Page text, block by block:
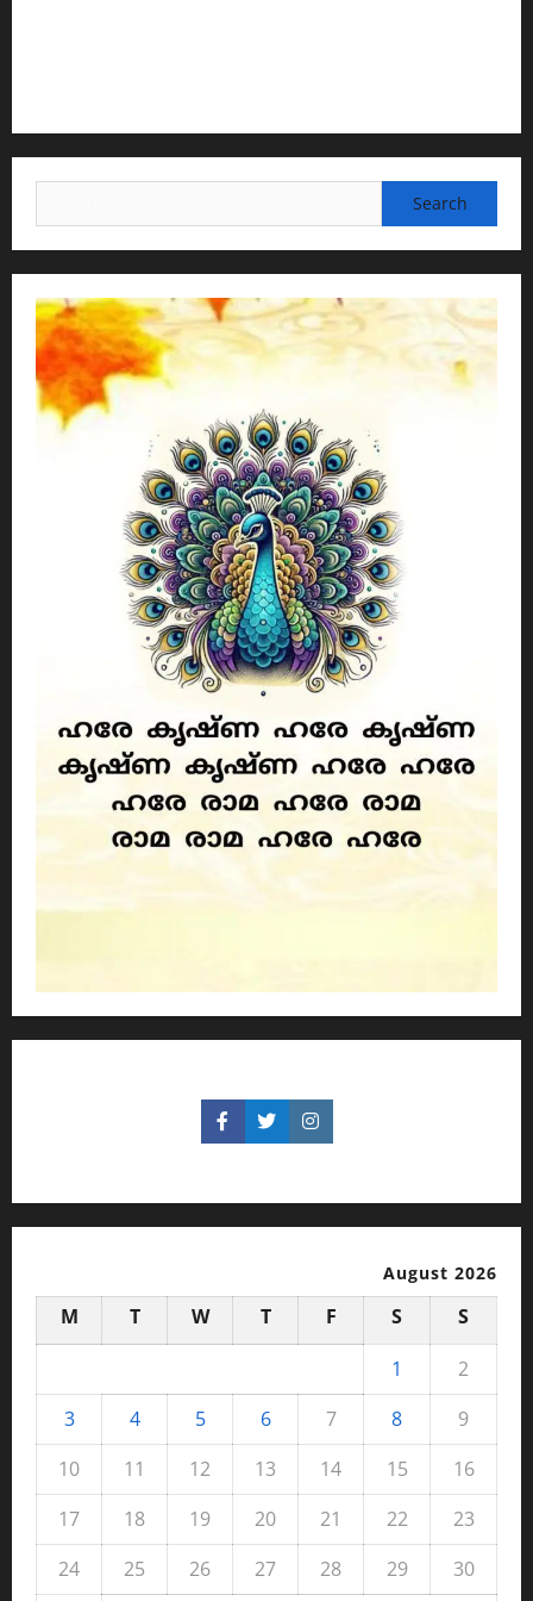
August 2026
M T W T F S
S
1
2
3
4 5 6 7 8
9
10
11 12 13 14 15
16
17
18 19 20 21 22
23
24
25 26 27 28 29 30